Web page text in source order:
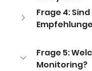
Frage 4:
Frage 5:
Monitoring?